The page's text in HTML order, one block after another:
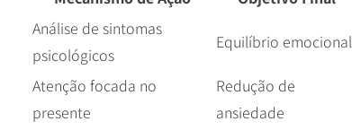
Análise de sintomas
psicológicos
Equilíbrio emocional
Atenção focada no
presente
Redução de
ansiedade